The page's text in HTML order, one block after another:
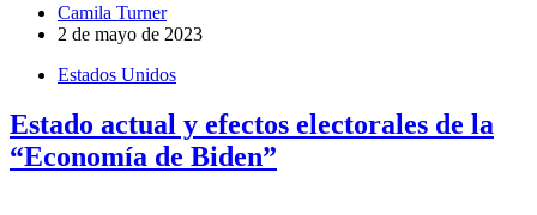
Camila Turner
2 de mayo de 2023
Estados Unidos
Estado actual y efectos electorales de la
“Economía de Biden”